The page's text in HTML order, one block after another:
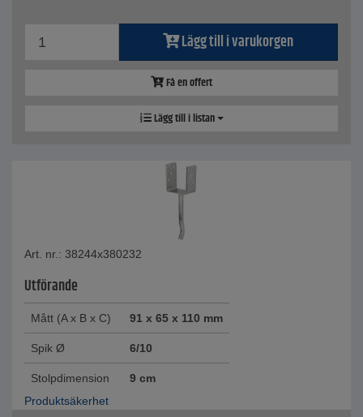
Lägg till i varukorgen
Få en offert
Lägg till i listan
Art. nr.: 38244x380232
Utförande
Mått (A x B x C) 91 x 65 x 110 mm
Spik Ø 6/10
Stolpdimension
9 cm
Produktsäkerhet